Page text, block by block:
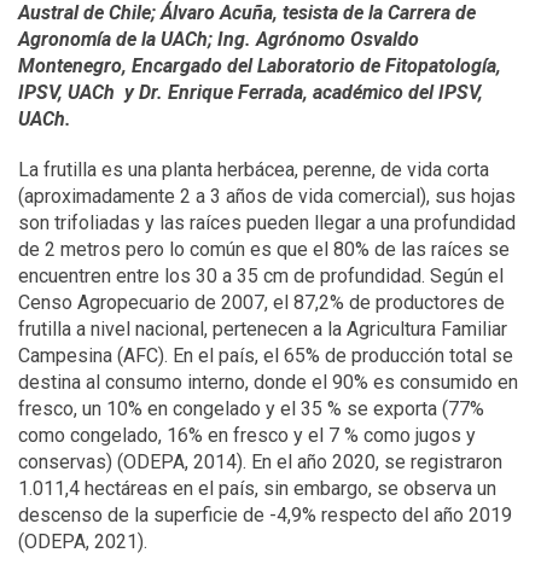
Austral de Chile; Álvaro Acuña, tesista de la Carrera de
Agronomía de la UACh; Ing. Agrónomo Osvaldo
Montenegro, Encargado del Laboratorio de Fitopatología,
IPSV, UACh y Dr. Enrique Ferrada, académico del IPSV,
UACh.
La frutilla es una planta herbácea, perenne, de vida corta
(aproximadamente 2 a 3 años de vida comercial), sus hojas
son trifoliadas y las raíces pueden llegar a una profundidad
de 2 metros pero lo común es que el 80% de las raíces se
encuentren entre los 30 a 35 cm de profundidad. Según el
Censo Agropecuario de 2007, el 87,2% de productores de
frutilla a nivel nacional, pertenecen a la Agricultura Familiar
Campesina (AFC). En el país, el 65% de producción total se
destina al consumo interno, donde el 90% es consumido en
fresco, un 10% en congelado y el 35 % se exporta (77%
como congelado, 16% en fresco y el 7 % como jugos y
conservas) (ODEPA, 2014). En el año 2020, se registraron
1.011,4 hectáreas en el país, sin embargo, se observa un
descenso de la superficie de -4,9% respecto del año 2019
(ODEPA, 2021).